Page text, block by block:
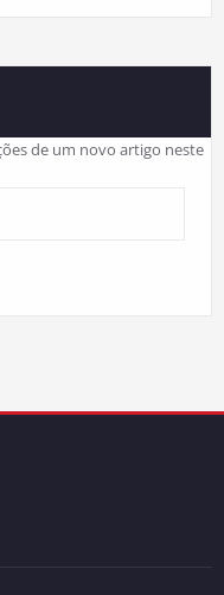
de um novo artigo neste